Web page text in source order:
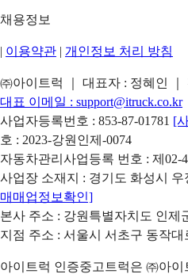
채용정보
| 이용약관 | 개인정보 처리 방침
㈜아이트럭 ｜ 대표자 : 정혜인 ｜
대표 이메일 : support@itruck.co.kr
사업자등록번호 : 853-87-01781 [
호 : 2023-강원인제-0074
자동차관리사업등록 번호 : 제02-
사업장 소재지 : 경기도 화성시 우
매매업정보확인]
본사 주소 : 강원특별자치도 인제
지점 주소 : 서울시 서초구 동작
아이트럭 인증중고트럭은 ㈜아